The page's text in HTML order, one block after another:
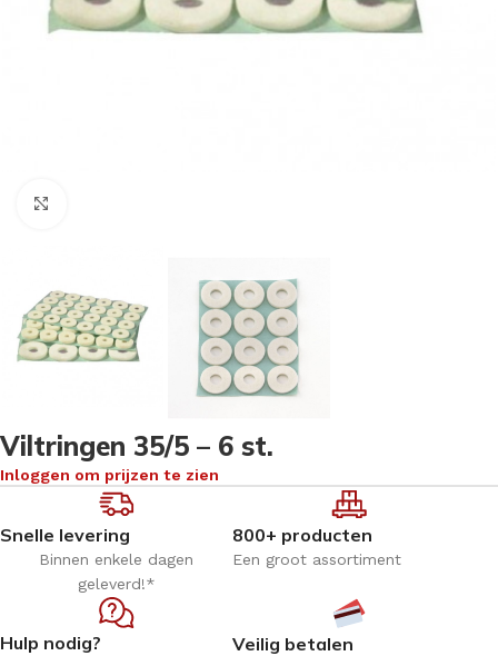
Viltringen 35/5 – 6 st.
Inloggen om prijzen te zien
Snelle levering
Binnen enkele dagen
geleverd!*
800+ producten
Een groot assortiment
Hulp nodig? Veilig betalen